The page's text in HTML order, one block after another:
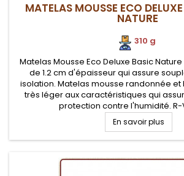
MATELAS MOUSSE ECO
NATURE
310 g
Matelas Mousse Eco Deluxe Basic
de 1.2 cm d'épaisseur qui assure
isolation. Matelas mousse randonnée
très léger aux caractéristiques qui
protection contre l'humidité. R-
En savoir plus